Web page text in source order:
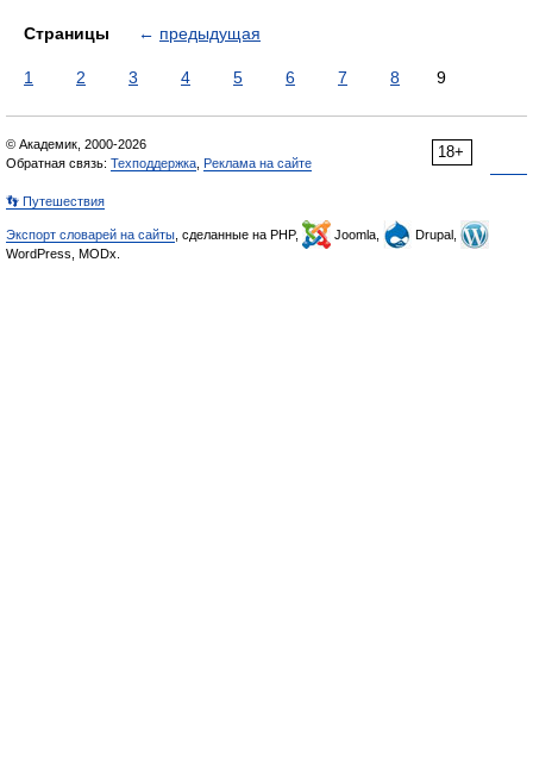
Страницы ← предыдущая
1 2 3 4 5 6 7 8 9
18+
© Академик, 2000-2026
Обратная связь: Техподдержка Реклама на сайте
👣 Путешествия
Экспорт словарей на сайты , сделанные на PHP, Joomla,
Drupal,
WordPress, MODx.